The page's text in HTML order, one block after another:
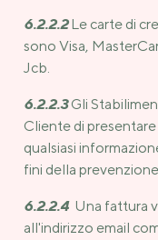
6.2.2.2Le carte di
sono Visa,
Jcb.
6.2.2.3Gli
Cliente di
qualsiasi
fini della
6.2.2.4 Una fattura
all'indirizzo email